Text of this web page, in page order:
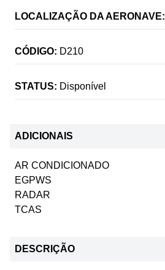
LOCALIZAÇÃO DA AERONAVE:
CÓDIGO: D210
STATUS: Disponível
ADICIONAIS
AR CONDICIONADO
EGPWS
RADAR
TCAS
DESCRIÇÃO